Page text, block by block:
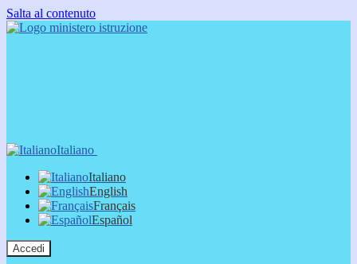
Salta al contenuto
Italiano
Italiano
English
Français
Español
Accedi